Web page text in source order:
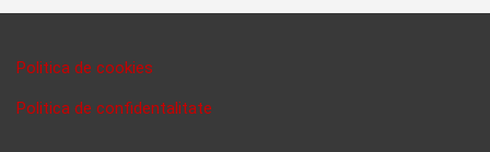
Politica de cookies
Politica de confidentalitate